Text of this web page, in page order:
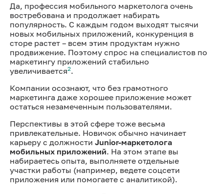
Да, профессия мобильного маркетолога очень
востребована и продолжает набирать
популярность. С каждым годом выходят тысячи
новых мобильных приложений, конкуренция в
сторе растет – всем этим продуктам нужно
продвижение. Поэтому спрос на специалистов по
маркетингу приложений стабильно
увеличивается2.
Компании осознают, что без грамотного
маркетинга даже хорошее приложение может
остаться незамеченным пользователями.
Перспективы в этой сфере тоже весьма
привлекательные. Новичок обычно начинает
карьеру с должности Junior-маркетолога
мобильных приложений. На этом этапе вы
набираетесь опыта, выполняете отдельные
участки работы (например, ведете соцсети
приложения или помогаете с аналитикой).